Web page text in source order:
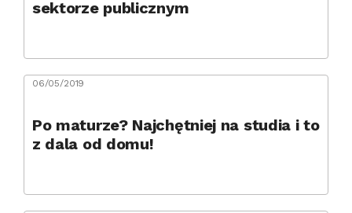
sektorze publicznym
06/05/2019
Po maturze? Najchętniej na studia i to
z dala od domu!